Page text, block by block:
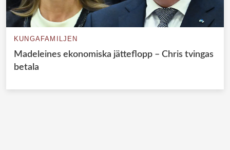
KUNGAFAMILJEN
Madeleines ekonomiska jätteflopp – Chris tvingas
betala